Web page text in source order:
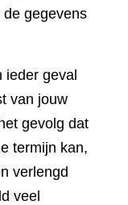
gegevens
geval
van jouw
gevolg dat
termijn kan,
verlengd
veel